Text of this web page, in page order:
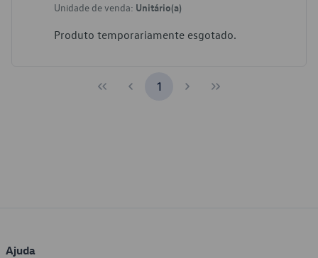
Unidade de venda: Unitário(a)
Produto temporariamente esgotado.
1
Ajuda